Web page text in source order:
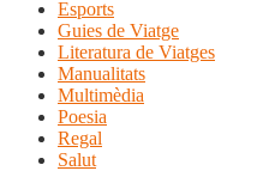
Esports
Guies de Viatge
Literatura de Viatges
Manualitats
Multimèdia
Poesia
Regal
Salut